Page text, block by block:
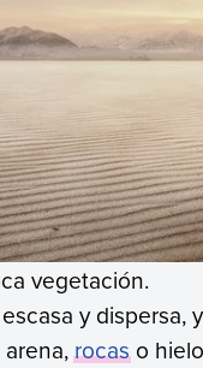
vegetación.
y dispersa,
arena,rocaso